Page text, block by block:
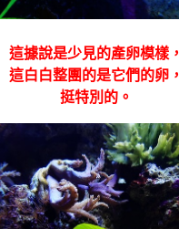
這據說是少見的產卵模樣，
這白白整團的是它們的卵，
挺特別的。